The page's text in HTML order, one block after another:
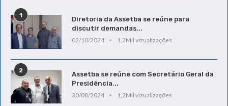
1
Diretoria da Assetba se reúne para
discutir demandas...
02/10/2024
1,2Mil vizualizações
2
Assetba se reúne com Secretário Geral da
Presidência...
30/08/2024
1,2Mil vizualizações